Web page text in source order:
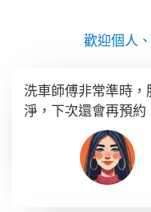
歡迎個人
洗車師傅非常準時
淨，下次還會再預約